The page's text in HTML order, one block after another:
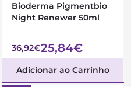
Bioderma Pigmentbio
Night Renewer 50ml
36,92€25,84€
Adicionar ao Carrinho